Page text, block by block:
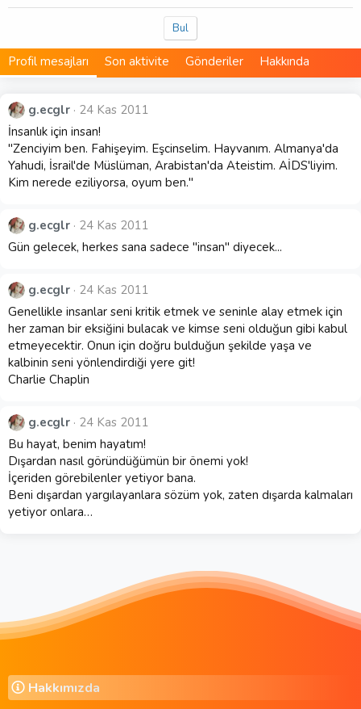
Bul
Profil mesajları Son aktivite Gönderiler Hakkında
g.ecglr 24 Kas 2011
İnsanlık için insan!
"Zenciyim ben. Fahişeyim. Eşcinselim. Hayvanım. Almanya'da
Yahudi, İsrail'de Müslüman, Arabistan'da Ateistim. AİDS'liyim.
Kim nerede eziliyorsa, oyum ben."
g.ecglr 24 Kas 2011
Gün gelecek, herkes sana sadece "insan" diyecek...
g.ecglr 24 Kas 2011
Genellikle insanlar seni kritik etmek ve seninle alay etmek için
her zaman bir eksiğini bulacak ve kimse seni olduğun gibi kabul
etmeyecektir. Onun için doğru bulduğun şekilde yaşa ve
kalbinin seni yönlendirdiği yere git!
Charlie Chaplin
g.ecglr 24 Kas 2011
Bu hayat, benim hayatım!
Dışardan nasıl göründüğümün bir önemi yok!
İçeriden görebilenler yetiyor bana.
Beni dışardan yargılayanlara sözüm yok, zaten dışarda kalmaları
yetiyor onlara…
Hakkımızda